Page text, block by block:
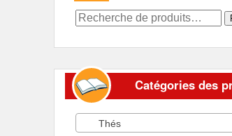
Recherche
Catégories des
Thés